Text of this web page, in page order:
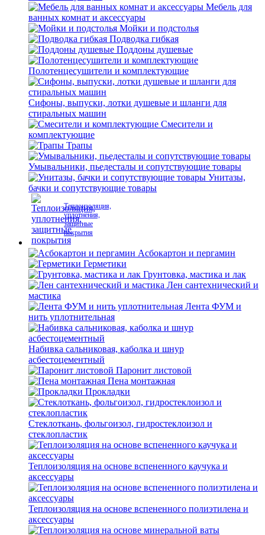
Мебель для
ванных комнат и аксессуары
Мойки и подстолья
Подводка гибкая
Поддоны душевые
Полотенцесушители и комплектующие
Сифоны, выпуски, лотки душевые и шланги для
стиральных машин
Смесители и
комплектующие
Трапы
Умывальники, пьедесталы и сопутствующие товары
Унитазы,
бачки и сопутствующие товары
Теплоизоляция,
уплотнения,
защитные
покрытия
Асбокартон и пергамин
Герметики
Грунтовка, мастика и лак
Лен сантехнический и
мастика
Лента ФУМ и
нить уплотнительная
Набивка сальниковая, каболка и шнур
асбестоцементный
Паронит листовой
Пена монтажная
Прокладки
Стеклоткань, фольгоизол, гидростеклоизол и
стеклопластик
Теплоизоляция на основе вспененного каучука и
аксессуары
Теплоизоляция на основе вспененного полиэтилена и
аксессуары